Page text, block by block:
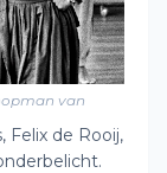
van
Felix de Rooij,